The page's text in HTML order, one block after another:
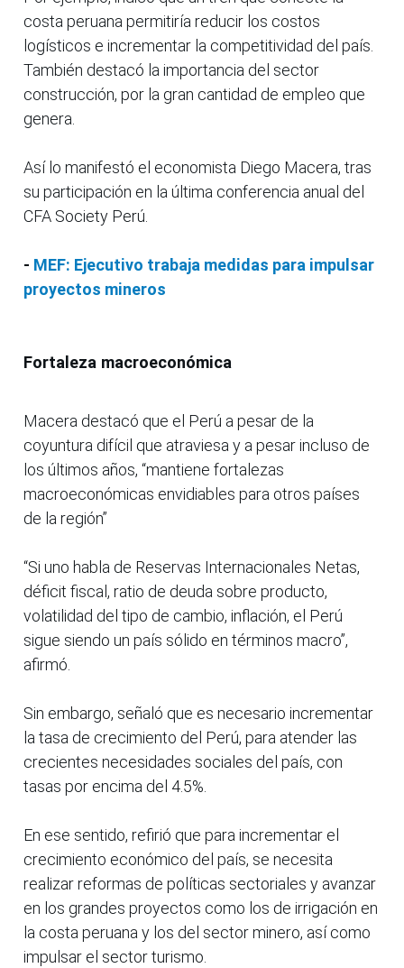
costa peruana permitiría reducir los costos
logísticos e incrementar la competitividad del país.
También destacó la importancia del sector
construcción, por la gran cantidad de empleo que
genera.
Así lo manifestó el economista Diego Macera, tras
su participación en la última conferencia anual del
CFA Society Perú.
- MEF: Ejecutivo trabaja medidas para impulsar
proyectos mineros
Fortaleza macroeconómica
Macera destacó que el Perú a pesar de la
coyuntura difícil que atraviesa y a pesar incluso de
los últimos años, “mantiene fortalezas
macroeconómicas envidiables para otros países
de la región”
“Si uno habla de Reservas Internacionales Netas,
déficit fiscal, ratio de deuda sobre producto,
volatilidad del tipo de cambio, inflación, el Perú
sigue siendo un país sólido en términos macro”,
afirmó.
Sin embargo, señaló que es necesario incrementar
la tasa de crecimiento del Perú, para atender las
crecientes necesidades sociales del país, con
tasas por encima del 4.5%.
En ese sentido, refirió que para incrementar el
crecimiento económico del país, se necesita
realizar reformas de políticas sectoriales y avanzar
en los grandes proyectos como los de irrigación en
la costa peruana y los del sector minero, así como
impulsar el sector turismo.